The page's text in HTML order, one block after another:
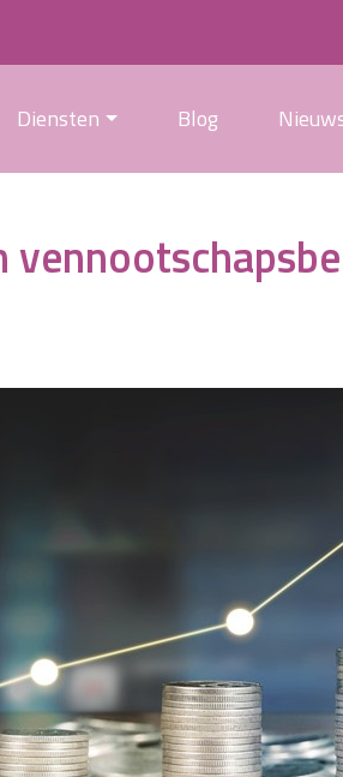
Diensten Blog